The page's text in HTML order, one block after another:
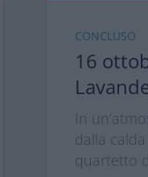
CONCLUSO
16
In
dalla
quartetto